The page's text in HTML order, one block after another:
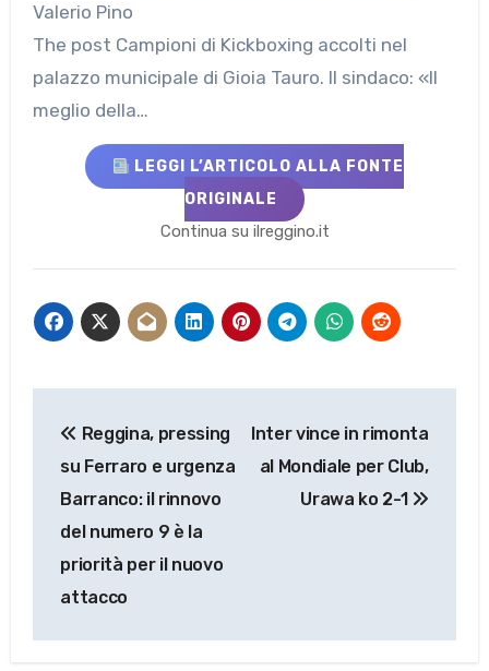
Valerio Pino
The post Campioni di Kickboxing accolti nel
palazzo municipale di Gioia Tauro. Il sindaco: «Il
meglio della…
LEGGI L’ARTICOLO ALLA FONTE
ORIGINALE
Continua su ilreggino.it
articoli
Reggina, pressing
su Ferraro e urgenza
Barranco: il rinnovo
del numero 9 è la
priorità per il nuovo
attacco
Inter vince in rimonta
al Mondiale per Club,
Urawa ko 2-1